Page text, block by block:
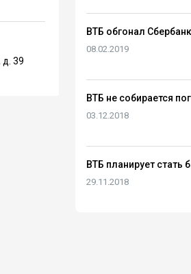
ВТБ обгонал
08.02.2019
ВТБ не собирается
03.12.2018
ВТБ планирует стать
29.11.2018
д. 39